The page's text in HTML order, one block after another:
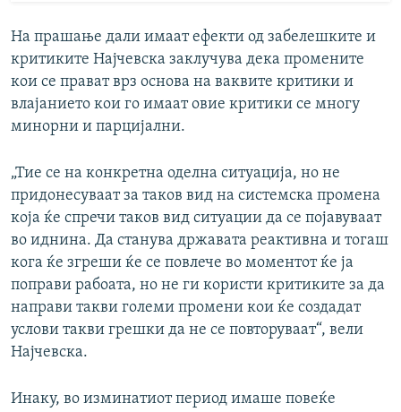
На прашање дали имаат ефекти од забелешките и
критиките Најчевска заклучува дека промените
кои се прават врз основа на ваквите критики и
влајанието кои го имаат овие критики се многу
минорни и парцијални.
„Тие се на конкретна оделна ситуација, но не
придонесуваат за таков вид на системска промена
која ќе спречи таков вид ситуации да се појавуваат
во иднина. Да станува државата реактивна и тогаш
кога ќе згреши ќе се повлече во моментот ќе ја
поправи рабоата, но не ги користи критиките за да
направи такви големи промени кои ќе создадат
услови такви грешки да не се повторуваат“, вели
Најчевска.
Инаку, во изминатиот период имаше повеќе